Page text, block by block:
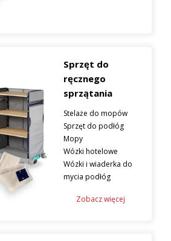
Sprzęt do
ręcznego
sprzątania
Stelaże do mopów
Sprzęt do podłóg
Mopy
Wózki hotelowe
Wózki i wiaderka do
mycia podłóg
Zobacz więcej